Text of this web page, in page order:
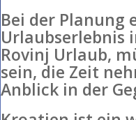
Bei der Planung
Urlaubserlebnis
Rovinj Urlaub,
sein, die Zeit
Anblick in der